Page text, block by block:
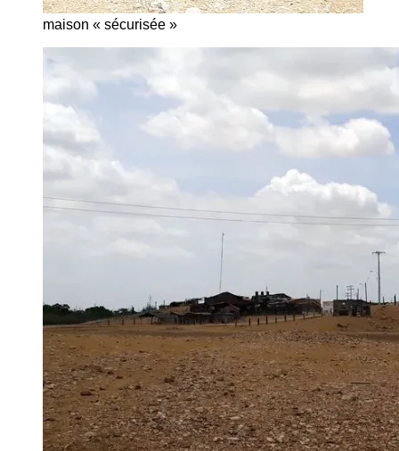
maison « sécurisée »